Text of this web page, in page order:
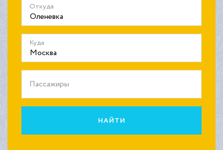
Откуда
Куда
Пассажиры
НАЙТИ